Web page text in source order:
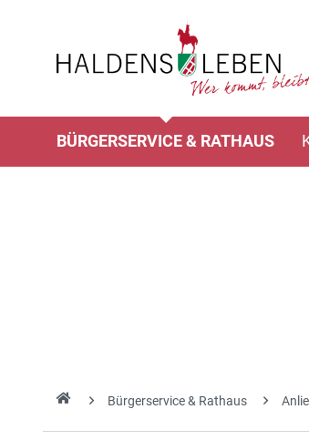
BÜRGERSERVICE & RATHAUS
Bürgerservice & Rathaus